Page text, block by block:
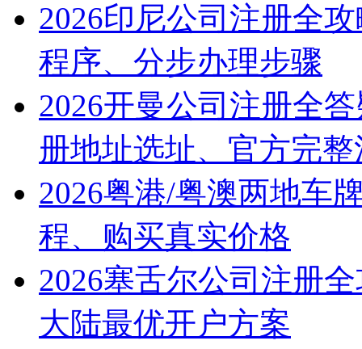
2026印尼公司注册全
程序、分步办理步骤
2026开曼公司注册全
册地址选址、官方完
2026粤港/粤澳两地车
程、购买真实价格
2026塞舌尔公司注册
大陆最优开户方案